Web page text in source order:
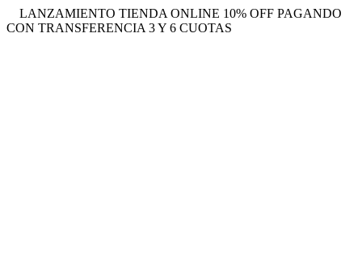
LANZAMIENTO TIENDA ONLINE 10% OFF PAGANDO
CON TRANSFERENCIA 3 Y 6 CUOTAS